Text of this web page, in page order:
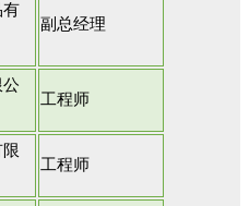
有
副总经理
工程师
工程师